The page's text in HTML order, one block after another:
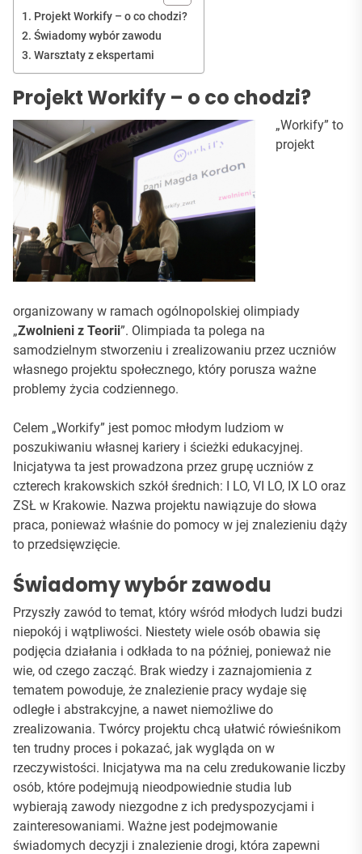
Projekt Workify – o co chodzi?
Świadomy wybór zawodu
Warsztaty z ekspertami
Projekt Workify – o co chodzi?
„Workify” to
projekt
organizowany w ramach ogólnopolskiej olimpiady
„Zwolnieni z Teorii”. Olimpiada ta polega na
samodzielnym stworzeniu i zrealizowaniu przez uczniów
własnego projektu społecznego, który porusza ważne
problemy życia codziennego.
Celem „Workify” jest pomoc młodym ludziom w
poszukiwaniu własnej kariery i ścieżki edukacyjnej.
Inicjatywa ta jest prowadzona przez grupę uczniów z
czterech krakowskich szkół średnich: I LO, VI LO, IX LO oraz
ZSŁ w Krakowie. Nazwa projektu nawiązuje do słowa
praca, ponieważ właśnie do pomocy w jej znalezieniu dąży
to przedsięwzięcie.
Świadomy wybór zawodu
Przyszły zawód to temat, który wśród młodych ludzi budzi
niepokój i wątpliwości. Niestety wiele osób obawia się
podjęcia działania i odkłada to na później, ponieważ nie
wie, od czego zacząć. Brak wiedzy i zaznajomienia z
tematem powoduje, że znalezienie pracy wydaje się
odległe i abstrakcyjne, a nawet niemożliwe do
zrealizowania. Twórcy projektu chcą ułatwić rówieśnikom
ten trudny proces i pokazać, jak wygląda on w
rzeczywistości. Inicjatywa ma na celu zredukowanie liczby
osób, które podejmują nieodpowiednie studia lub
wybierają zawody niezgodne z ich predyspozycjami i
zainteresowaniami. Ważne jest podejmowanie
świadomych decyzji i znalezienie drogi, która zapewni